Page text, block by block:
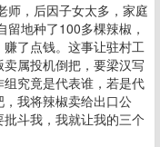
，后因子女太多，家庭
地种了100多棵辣椒，
了点钱。这事让驻村工
属投机倒把，要梁汉写
究竟是代表谁，若是代
我将辣椒卖给出口公
斗我，我就让我的三个